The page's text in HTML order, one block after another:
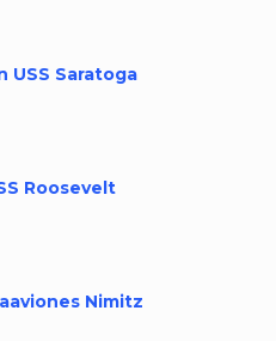
USS Saratoga
Roosevelt
Nimitz